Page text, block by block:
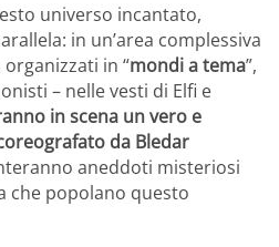
universo incantato,
in un’area complessiva
organizzati in “mondi a tema”,
– nelle vesti di Elfi e
in scena un vero e
da Bledar
aneddoti misteriosi
che popolano questo